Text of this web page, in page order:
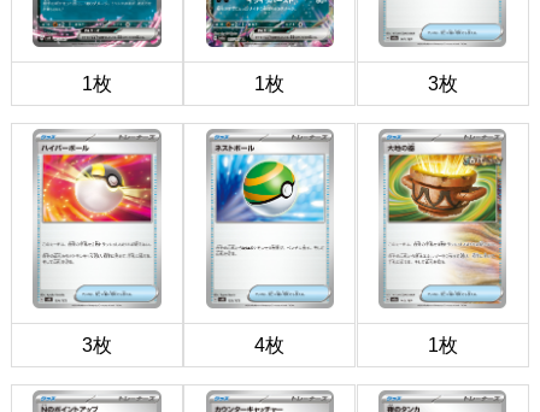
1枚 1枚 3枚
3枚 4枚 1枚